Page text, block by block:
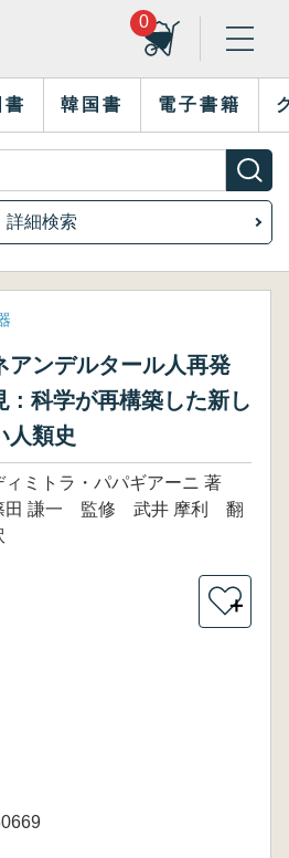
0
書 韓国書 電子書籍
詳細検索
アンデルタール人再発
: 科学が再構築した新し
人類史
ィミトラ・パパギアーニ 著
田 謙一 監修 武井 摩利 翻
＋